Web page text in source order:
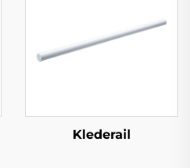
Klederail